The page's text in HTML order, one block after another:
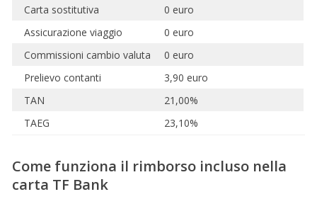
Carta sostitutiva
0 euro
Assicurazione viaggio
0 euro
Commissioni cambio valuta
0 euro
Prelievo contanti
3,90 euro
TAN
21,00%
TAEG
23,10%
Come funziona il rimborso incluso nella
carta TF Bank